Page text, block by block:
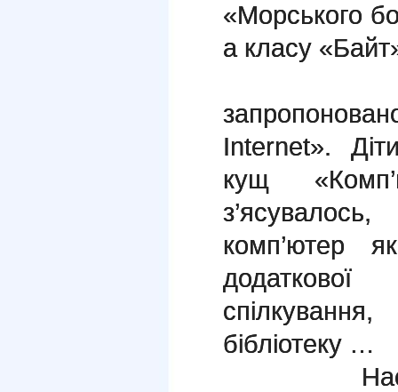
«Морського
а класу
Internet».
кущ
комп’ютер
бібліотеку …